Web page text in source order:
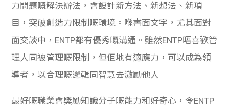
力問題嘅解決辦法，會設計新方法、新想法、新項
目，突破創造力限制嘅環境。 喺書面文字，尤其面對
面交談中，ENTP都有優秀嘅溝通。雖然ENTP唔喜歡管
理人同被管理嘅限制，但佢地有適應力，可以成為領
導者，以合理嘅邏輯同智慧去激勵他人
最好嘅職業會獎勵知識分子嘅能力和好奇心，令ENTP